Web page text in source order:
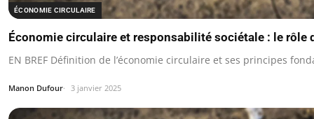
ÉCONOMIE CIRCULAIRE
Économie circulaire et responsabilité sociétale : le rôle
EN BREF Définition de l’économie circulaire et ses principes
Manon Dufour 3 janvier 2025